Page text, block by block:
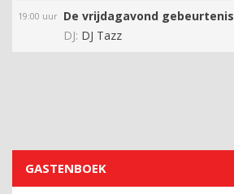
19:00 uur De vrijdagavond gebeurtenis
DJ: DJ Tazz
GASTENBOEK